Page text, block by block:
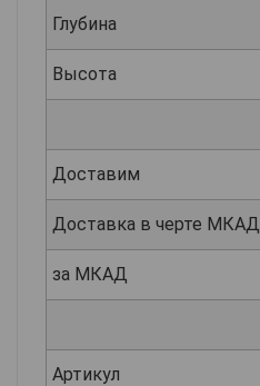
Глубина
Высота
Доставим
Доставка в черте МКАД
за МКАД
Артикул